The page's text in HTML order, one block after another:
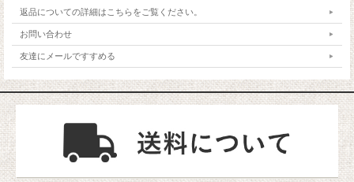
返品についての詳細はこちらをご覧ください。
お問い合わせ
友達にメールですすめる